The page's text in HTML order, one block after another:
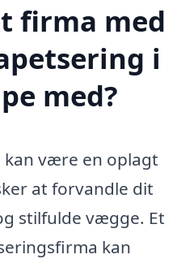
firma med
i
med?
kan være en oplagt
at forvandle dit
stilfulde vægge. Et
kan